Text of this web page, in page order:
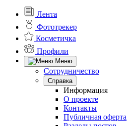
Лента
Фототрекер
Косметичка
Профили
Меню
Сотрудничество
Справка
Информация
О проекте
Контакты
Публичная оферта